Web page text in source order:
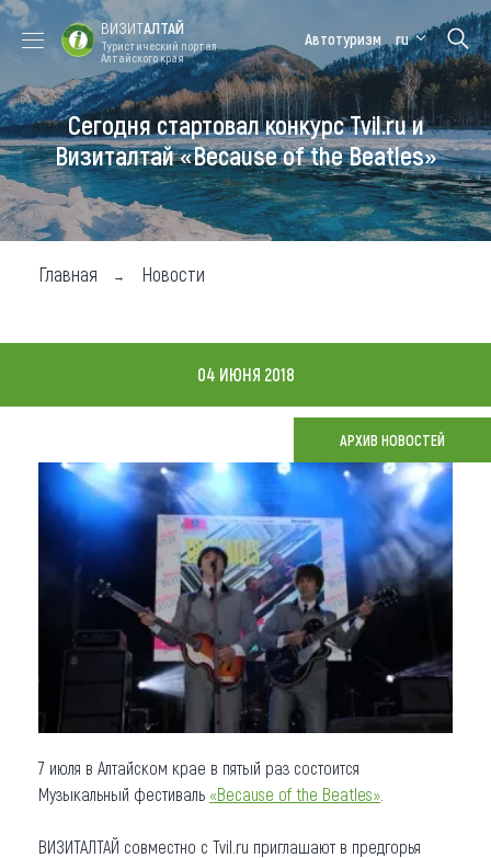
Форум VISIT
ALTAI
Цветение
маральника
Медицинский
форум
Алтайская
зимовка
Туры
Где побывать
Чем заняться
Где остановиться
Новости
Что привезти (сувениры)
О регионе
Коллекция впечатлений
Другие рубрики
ВИЗИТАЛТАЙ
Туристический портал
Алтайского края
Автотуризм ru
Сегодня стартовал конкурс Tvil.ru и
Визиталтай «Because of the Beatles»
Главная Новости
04 ИЮНЯ 2018
АРХИВ НОВОСТЕЙ
7 июля в Алтайском крае в пятый раз состоится
Музыкальный фестиваль «Because of the Beatles»
ВИЗИТАЛТАЙ совместно с Tvil.ru приглашают в предгорья